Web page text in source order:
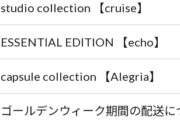
studio collection 【cruise】
ESSENTIAL EDITION 【echo】
capsule collection 【Alegria】
ゴールデンウィーク期間の配送に